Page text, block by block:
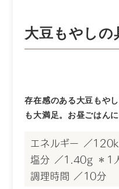
大豆もやしの
存在感のある大豆もや
も大満足。お昼ごはんに
エネルギー ／
塩分 ／1.40g ＊1
調理時間 ／10分